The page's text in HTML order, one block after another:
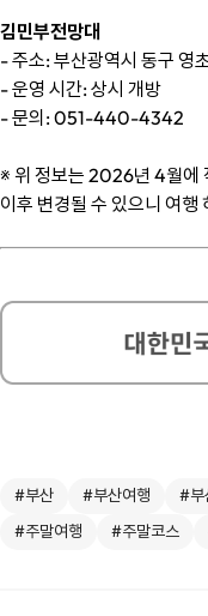
김민부전망대
- 주소: 부산광역시 동구 영
- 운영 시간: 상시 개방
- 문의: 051-440-4342
※ 위 정보는 2026년 4월에
이후 변경될 수 있으니 여
#부산 #부산여행 #부
#주말여행
#주말코스